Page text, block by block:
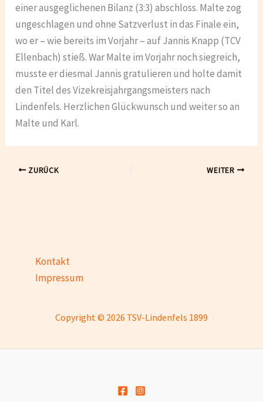
einer ausgeglichenen Bilanz (3:3) abschloss. Malte zog
ungeschlagen und ohne Satzverlust in das Finale ein,
wo er – wie bereits im Vorjahr – auf Jannis Knapp (TCV
Ellenbach) stieß. War Malte im Vorjahr noch siegreich,
musste er diesmal Jannis gratulieren und holte damit
den Titel des Vizekreisjahrgangsmeisters nach
Lindenfels. Herzlichen Glückwunsch und weiter so an
Malte und Karl.
ZURÜCK WEITER
Kontakt
Impressum
Copyright © 2026 TSV-Lindenfels 1899